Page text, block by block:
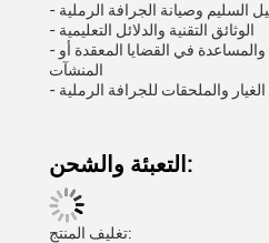
السليم وصيانة الجرافة الرملية
- الوثائق التقنية والدلائل التعليمية
- الدعم الفني في الموقع والمساعدة في القضايا المعقدة أو
المنشآت
الغيار والملحقات للجرافة الرملية
التعبئة والشحن:
تغليف المنتج: